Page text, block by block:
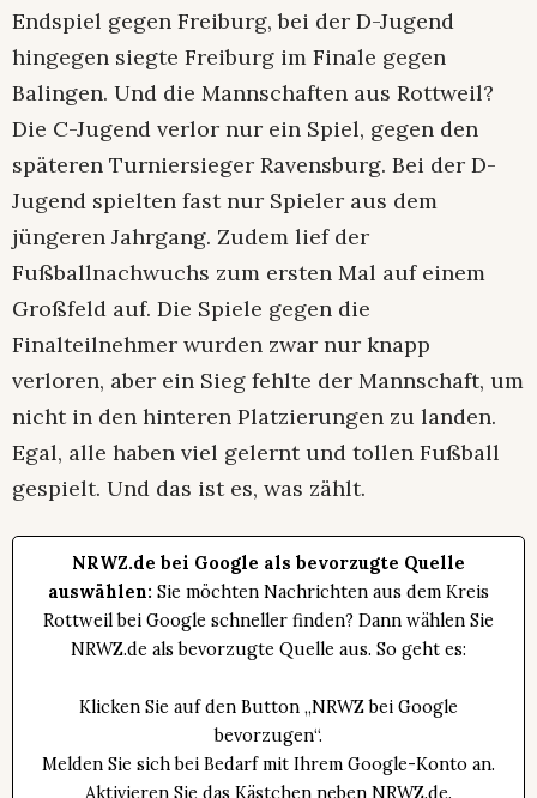
Endspiel gegen Freiburg, bei der D-Jugend
hingegen siegte Freiburg im Finale gegen
Balingen. Und die Mannschaften aus Rottweil?
Die C-Jugend verlor nur ein Spiel, gegen den
späteren Turniersieger Ravensburg. Bei der D-
Jugend spielten fast nur Spieler aus dem
jüngeren Jahrgang. Zudem lief der
Fußballnachwuchs zum ersten Mal auf einem
Großfeld auf. Die Spiele gegen die
Finalteilnehmer wurden zwar nur knapp
verloren, aber ein Sieg fehlte der Mannschaft, um
nicht in den hinteren Platzierungen zu landen.
Egal, alle haben viel gelernt und tollen Fußball
gespielt. Und das ist es, was zählt.
NRWZ.de bei Google als bevorzugte Quelle
auswählen: Sie möchten Nachrichten aus dem Kreis
Rottweil bei Google schneller finden? Dann wählen Sie
NRWZ.de als bevorzugte Quelle aus. So geht es:
Klicken Sie auf den Button „NRWZ bei Google
bevorzugen“.
Melden Sie sich bei Bedarf mit Ihrem Google-Konto an.
Aktivieren Sie das Kästchen neben NRWZ.de.